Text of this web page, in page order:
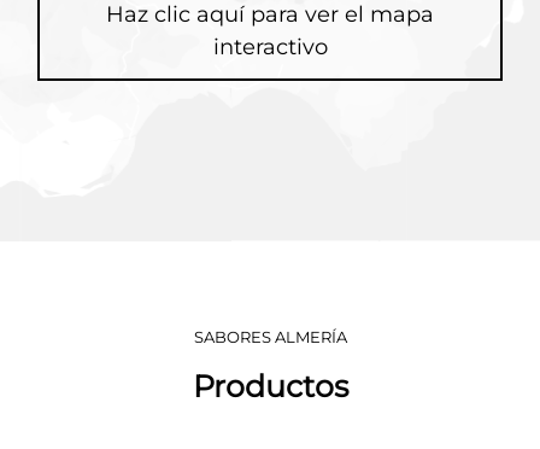
Haz clic aquí para ver el mapa
interactivo
SABORES ALMERÍA
Productos